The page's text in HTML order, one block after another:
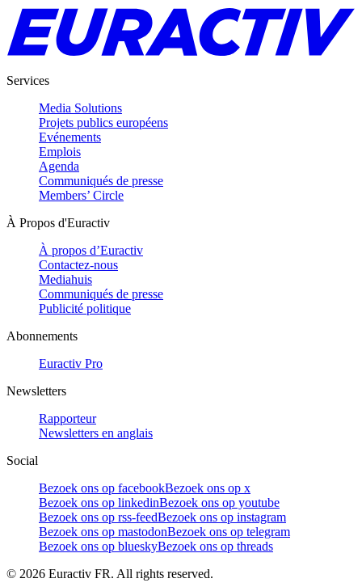
Services
Media Solutions
Projets publics européens
Evénements
Emplois
Agenda
Communiqués de presse
Members’ Circle
À Propos d'Euractiv
À propos d’Euractiv
Contactez-nous
Mediahuis
Communiqués de presse
Publicité politique
Abonnements
Euractiv Pro
Newsletters
Rapporteur
Newsletters en anglais
Social
Bezoek ons op facebookBezoek ons op x
Bezoek ons op linkedinBezoek ons op youtube
Bezoek ons op rss-feedBezoek ons op instagram
Bezoek ons op mastodonBezoek ons op telegram
Bezoek ons op blueskyBezoek ons op threads
© 2026 Euractiv FR. All rights reserved.